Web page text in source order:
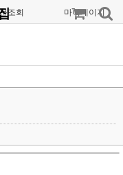
조회 마이페이지